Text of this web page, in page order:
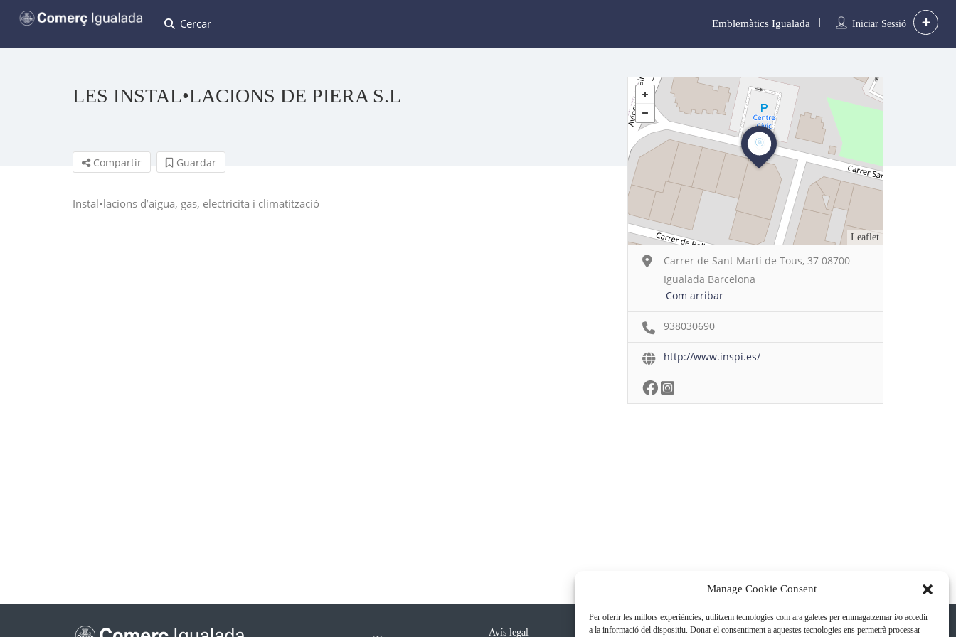
Manage Cookie Consent
Per oferir les millors experiències, utilitzem tecnologies com ara galetes per emmagatzemar i/o accedir
a la informació del dispositiu. Donar el consentiment a aquestes tecnologies ens permetrà processar
Cercar Iniciar Sessió
Emblemàtics Igualada
LES INSTAL•LACIONS DE PIERA S.L
Compartir Guardar
Instal•lacions d’aigua, gas, electricita i climatització
Leaflet
Carrer de Sant Martí de Tous, 37 08700
Igualada Barcelona
Com arribar
938030690
http://www.inspi.es/
Avís legal